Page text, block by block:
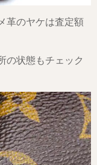
革のヤケは査定額
の状態もチェック